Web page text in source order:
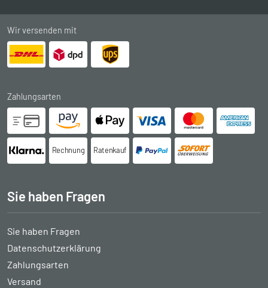
Wir versenden mit
Zahlungsarten
Rechnung Ratenkauf
Sie haben Fragen
Sie haben Fragen
Datenschutzerklärung
Zahlungsarten
Versand